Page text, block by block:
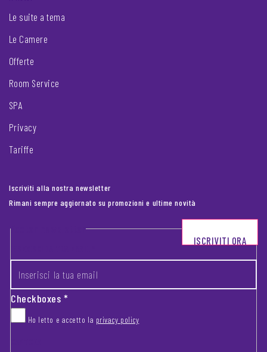
Le suite a tema
Le Camere
Offerte
Room Service
SPA
Privacy
Tariffe
Iscriviti alla nostra newsletter
Rimani sempre aggiornato su promozioni e ultime novità
Footer newsletter
Checkboxes*
Ho letto e accetto la privacy policy
ISCRIVITI ORA